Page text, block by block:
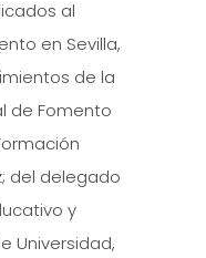
al
en Sevilla,
de la
de Fomento
del delegado
y
Universidad,